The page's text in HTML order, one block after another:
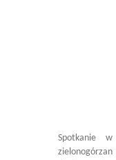
Spotkanie